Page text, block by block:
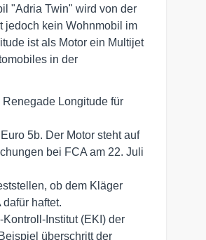
"Adria Twin" wird von der
jedoch kein Wohnmobil im
ist als Motor ein Multijet
in der
Renegade Longitude für
5b. Der Motor steht auf
bei FCA am 22. Juli
ob dem Kläger
haftet.
Institut (EKI) der
überschritt der